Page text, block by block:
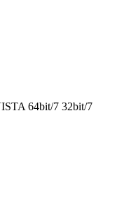
64bit/7 32bit/7